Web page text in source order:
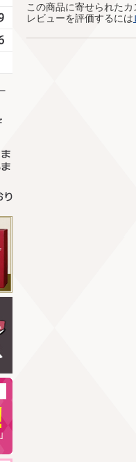
この商品に寄せられた
レビューを評価するには